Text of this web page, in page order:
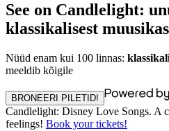
See on Candlelight:
klassikalisest
Nüüd enam kui 100 linnas:
meeldib kõigile
BRONEERI PILETID!
Candlelight: Disney Love Songs. A
feelings! Book your tickets!